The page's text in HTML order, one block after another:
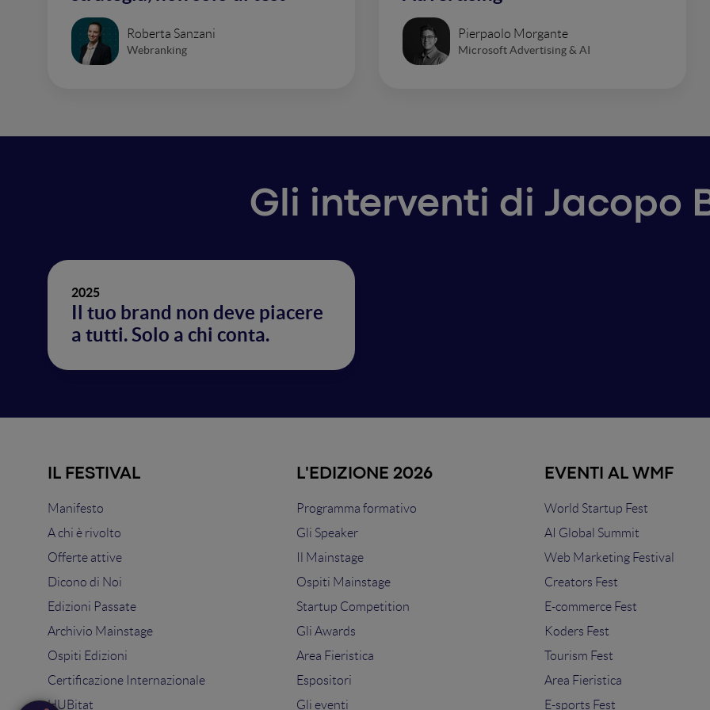
Roberta Sanzani
Webranking
Pierpaolo Morgante
Microsoft Advertising & AI
Gli interventi di Jacopo
2025
Il tuo brand non deve piacere
a tutti. Solo a chi conta.
IL FESTIVAL
Manifesto
A chi è rivolto
Offerte attive
Dicono di Noi
Edizioni Passate
Archivio Mainstage
Ospiti Edizioni
Certificazione Internazionale
HUBitat
L'EDIZIONE 2026
Programma formativo
Gli Speaker
Il Mainstage
Ospiti Mainstage
Startup Competition
Gli Awards
Area Fieristica
Espositori
Gli eventi
EVENTI AL WMF
World Startup Fest
AI Global Summit
Web Marketing Festival
Creators Fest
E-commerce Fest
Koders Fest
Tourism Fest
Area Fieristica
E-sports Fest